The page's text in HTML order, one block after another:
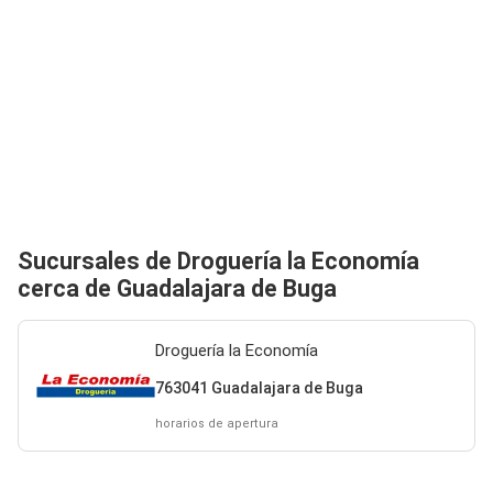
Sucursales de Droguería la Economía
cerca de Guadalajara de Buga
Droguería la Economía
763041 Guadalajara de Buga
horarios de apertura